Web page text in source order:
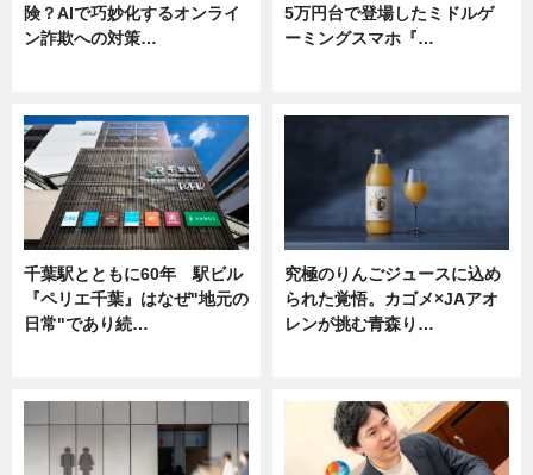
険？AIで巧妙化するオンライ
ン詐欺への対策…
5万円台で登場したミドルゲ
ーミングスマホ『…
千葉駅とともに60年 駅ビル
『ペリエ千葉』はなぜ"地元の
日常"であり続…
究極のりんごジュースに込め
られた覚悟。カゴメ×JAアオ
レンが挑む青森り…